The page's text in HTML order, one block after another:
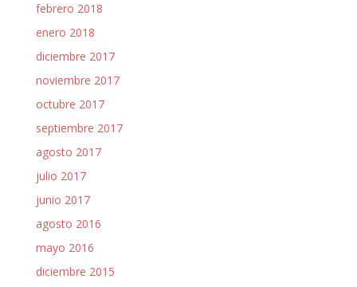
febrero 2018
enero 2018
diciembre 2017
noviembre 2017
octubre 2017
septiembre 2017
agosto 2017
julio 2017
junio 2017
agosto 2016
mayo 2016
diciembre 2015